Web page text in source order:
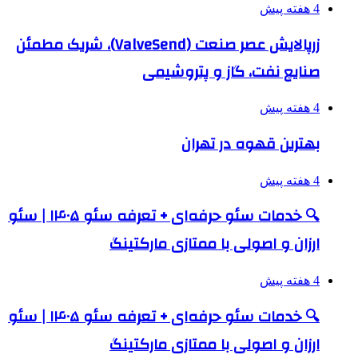
4 هفته پیش
زرپالایش عصر صنعت (ValveSend)، شریک مطمئن
صنایع نفت، گاز و پتروشیمی
4 هفته پیش
بهترین قهوه در تهران
4 هفته پیش
🔍 خدمات سئو حرفه‌ای + تعرفه سئو ۱۴۰۵ | سئو
ارزان و اصولی با ممتازی مارکتینگ
4 هفته پیش
🔍 خدمات سئو حرفه‌ای + تعرفه سئو ۱۴۰۵ | سئو
ارزان و اصولی با ممتازی مارکتینگ